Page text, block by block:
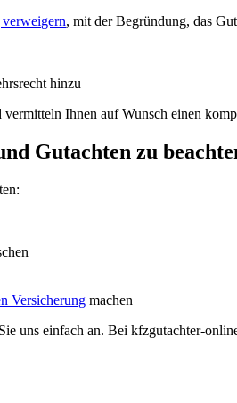
, mit der Begründung, das
hinzu
Ihnen auf Wunsch einen
Gutachten zu
Versicherung machen
uns einfach an. Bei kfzgutachter-